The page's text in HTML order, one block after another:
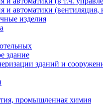
и автоматики (вентиляция,
изделия
здание
зданий и
промышленная химия